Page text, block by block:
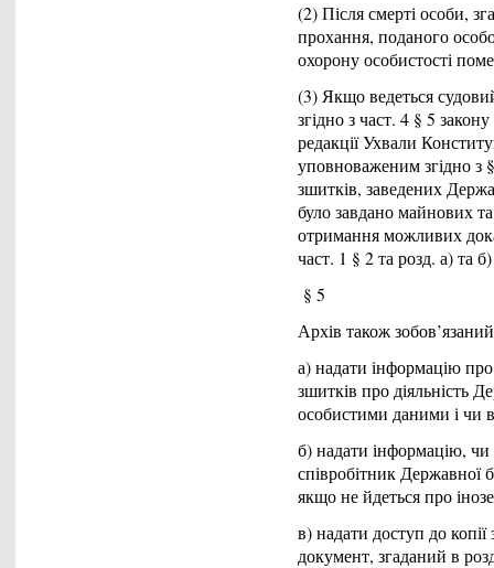
(2) Після смерті особи,
прохання, поданого
охорону особистості
(3) Якщо ведеться
згідно з част. 4 § 5
редакції Ухвали
уповноваженим згідно з
зшитків, заведених
було завдано майнових
отримання можливих
част. 1 § 2 та розд. а) та
§ 5
Архів також
а) надати інформацію
зшитків про діяльність
особистими даними і чи
б) надати інформацію, чи
співробітник Державної
якщо не йдеться про
в) надати доступ до
документ, згаданий в